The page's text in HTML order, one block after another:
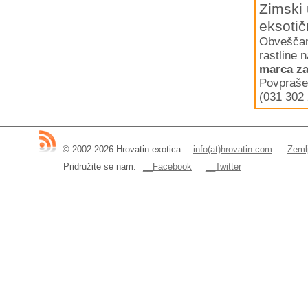
Zimski
rastline
marca
(031
© 2002-2026 Hrovatin exotica__ info(at)hrovatin.com
Pridružite se nam:
__Facebook __Twitter